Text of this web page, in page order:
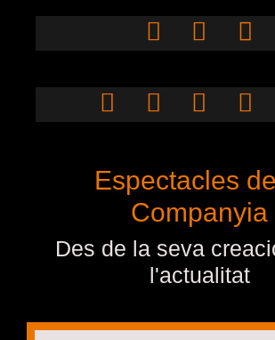
Pau Murner
Miquel
Nevado
Jordi
Espectacles
Companyia
Des de la seva
l'actualitat